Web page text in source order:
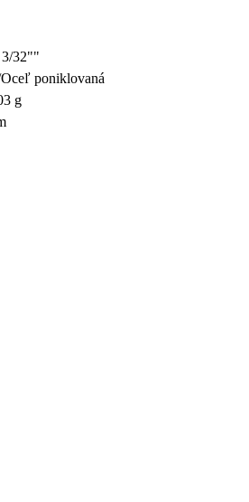
32""
poniklovaná
g